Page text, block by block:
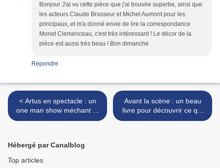
Bonjour J'ai vu cette pièce que j'ai trouvée superbe, ainsi que
les acteurs Claude Brasseur et Michel Aumont pour les
principaux, et m'a donné envie de lire la correspondance
Monet Clemenceau, c'est très intéressant ! Le décor de la
pièce est aussi très beau ! Bon dimanche
Répondre
< Artus en spectacle : un
one man show méchant et
jouissif à souhait!!
Avant la scène : un beau
livre pour découvrir ce qui
se passe avant le Rideau
Hébergé par Canalblog
Top articles